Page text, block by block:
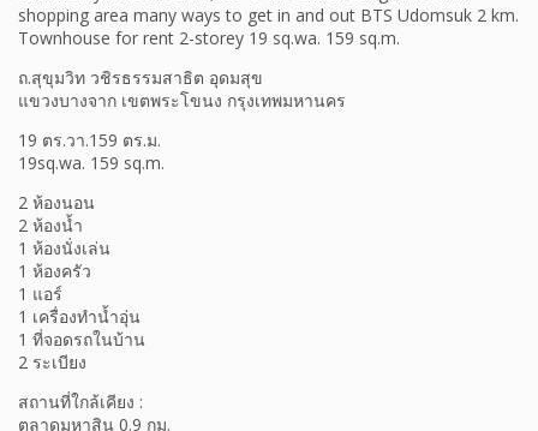
shopping area many ways to get in and out BTS Udomsuk 2 km.
Townhouse for rent 2-storey 19 sq.wa. 159 sq.m.
ถ.สุขุมวิท วชิรธรรมสาธิต อุดมสุข
แขวงบางจาก เขตพระโขนง กรุงเทพมหานคร
19 ตร.วา.159 ตร.ม.
19sq.wa. 159 sq.m.
2 ห้องนอน
2 ห้องน้ำ
1 ห้องนั่งเล่น
1 ห้องครัว
1 แอร์
1 เครื่องทำน้ำอุ่น
1 ที่จอดรถในบ้าน
2 ระเบียง
สถานที่ใกล้เคียง :
ตลาดมหาสิน 0.9 กม.